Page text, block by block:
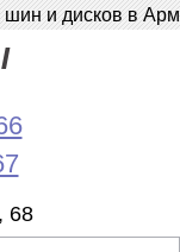
и дисков в
68